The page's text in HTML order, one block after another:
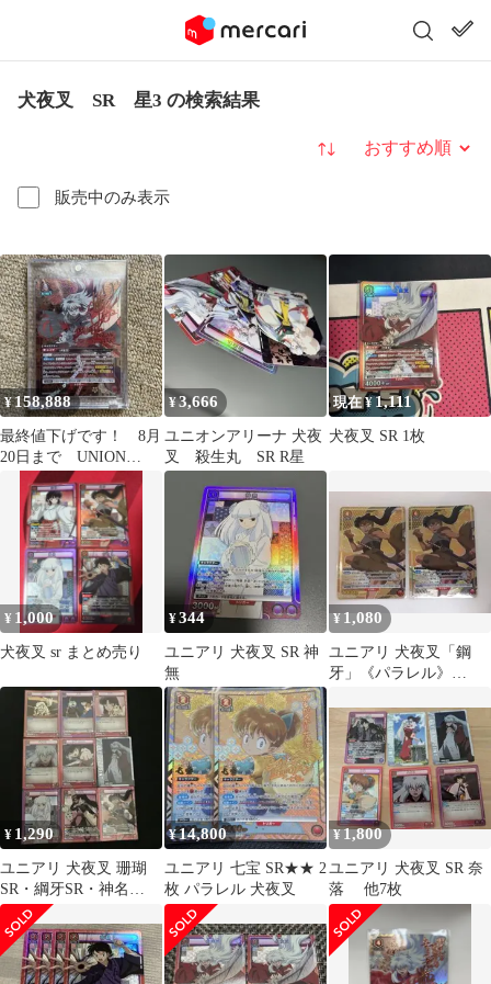
犬夜叉 SR 星3 の検索結果
販売中のみ表示
並び替え
¥158,888
最終値下げです！ 8月
20日まで UNION
ARENA 犬夜叉
¥3,666
ユニオンアリーナ 犬夜
叉 殺生丸 SR R星
現在 ¥1,111
犬夜叉 SR 1枚
¥ 1,000
犬夜叉 sr まとめ売り
¥344
ユニアリ 犬夜叉 SR 神
無
¥ 1,080
ユニアリ 犬夜叉「鋼
牙」《パラレル》
★）２枚セット
¥ 1,290
ユニアリ 犬夜叉 珊瑚
SR・綱牙SR・神名
SR・等カード 9枚セッ
ト
¥14,800
ユニアリ 七宝 SR★★ 2
枚 パラレル 犬夜叉
¥1,800
ユニアリ 犬夜叉 SR 奈
落 他7枚